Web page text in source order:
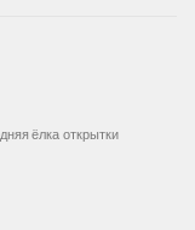
ёлка открытки